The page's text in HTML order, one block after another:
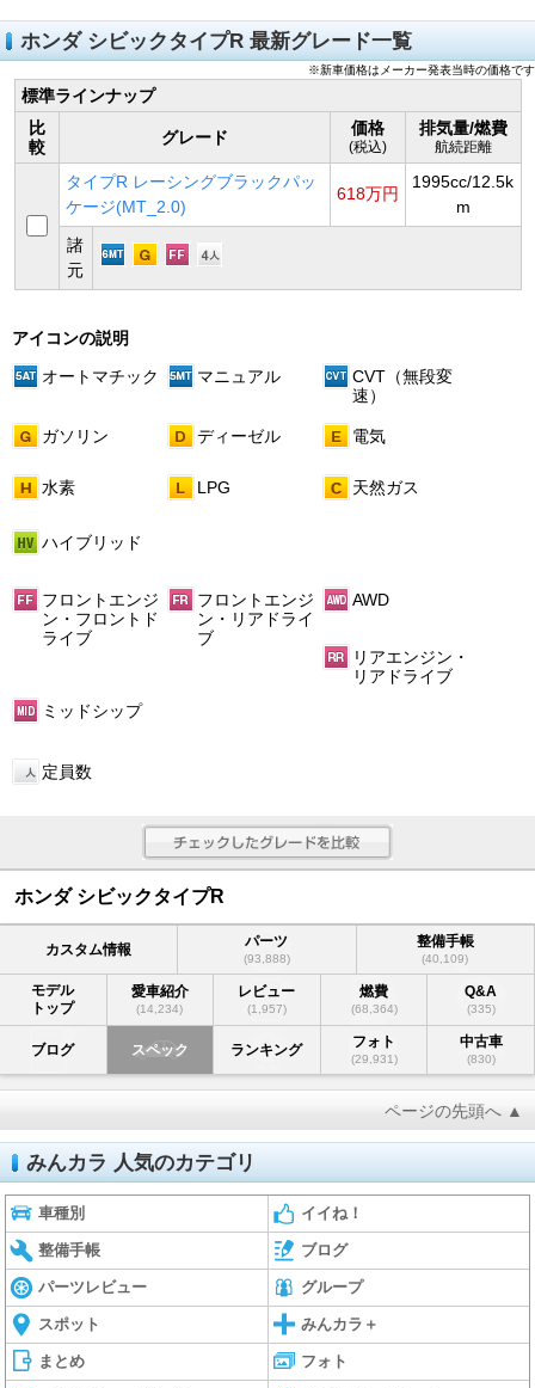
ホンダ シビックタイプR 最新グレード一覧
※新車価格はメーカー発表当時の価格です
標準ラインナップ
比
較
グレード 価格
(税込)
排気量/燃費
航続距離
タイプR レーシングブラックパッ
ケージ(MT_2.0)
618万円
1995cc/12.5k
m
諸
元
アイコンの説明
オートマチック
マニュアル
CVT（無段変
速）
ガソリン ディーゼル 電気
水素 LPG 天然ガス
ハイブリッド
フロントエンジ
ン・フロントド
ライブ
フロントエンジ
ン・リアドライ
ブ
AWD
リアエンジン・
リアドライブ
ミッドシップ
定員数
ホンダ シビックタイプR
カスタム情報 パーツ
(93,888)
整備手帳
(40,109)
モデル
トップ
愛車紹介
(14,234)
レビュー
(1,957)
燃費
(68,364)
Q&A
(335)
ブログ スペック ランキング フォト
(29,931)
中古車
(830)
ページの先頭へ ▲
みんカラ 人気のカテゴリ
車種別 イイね！
整備手帳 ブログ
パーツレビュー グループ
スポット みんカラ＋
まとめ フォト